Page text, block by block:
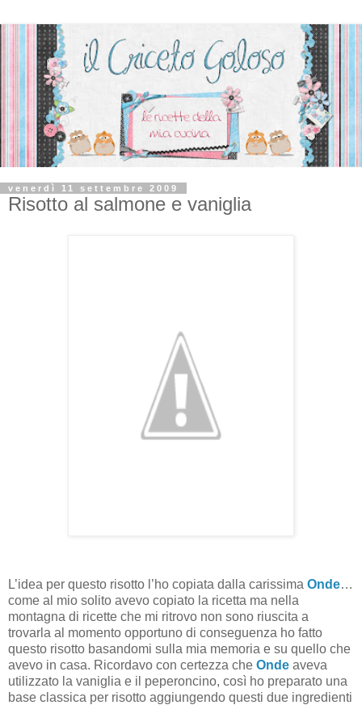
venerdì 11 settembre 2009
Risotto al salmone e vaniglia
L’idea per questo risotto l’ho copiata dalla carissima Onde…
come al mio solito avevo copiato la ricetta ma nella
montagna di ricette che mi ritrovo non sono riuscita a
trovarla al momento opportuno di conseguenza ho fatto
questo risotto basandomi sulla mia memoria e su quello che
avevo in casa. Ricordavo con certezza che Onde aveva
utilizzato la vaniglia e il peperoncino, così ho preparato una
base classica per risotto aggiungendo questi due ingredienti